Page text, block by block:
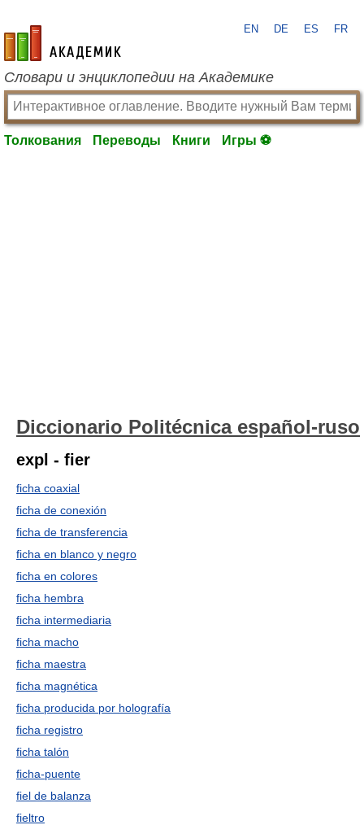
academic.ru
EN DE ES FR
Словари и энциклопедии на Академике
Толкования Переводы Книги Игры ⚽
Diccionario Politécnica español-ruso
expl - fier
ficha coaxial
ficha de conexión
ficha de transferencia
ficha en blanco y negro
ficha en colores
ficha hembra
ficha intermediaria
ficha macho
ficha maestra
ficha magnética
ficha producida por holografía
ficha registro
ficha talón
ficha-puente
fiel de balanza
fieltro